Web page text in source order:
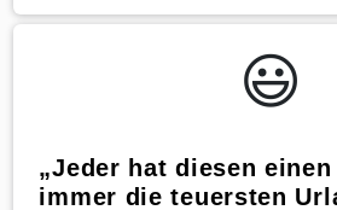
😃️
„Jeder hat diesen
immer die teuersten